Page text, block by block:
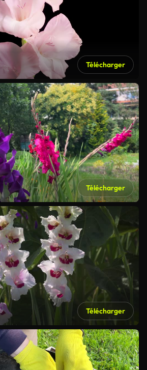
Télécharger
Télécharger
Télécharger